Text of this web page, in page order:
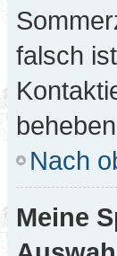
falsch
Nach
Meine